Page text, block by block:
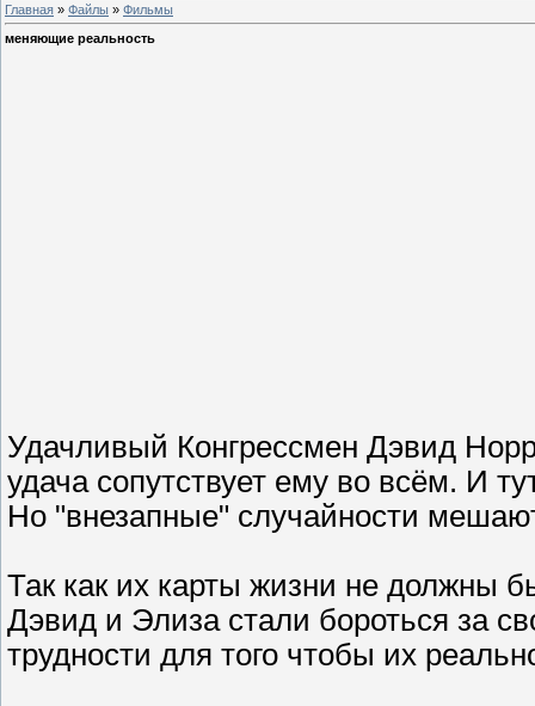
Главная » Файлы » Фильмы
меняющие реальность
Удачливый Конгрессмен Дэвид
удача сопутствует ему во всём. И
Но "внезапные" случайности
Так как их карты жизни не должны
Дэвид и Элиза стали бороться за
трудности для того чтобы их